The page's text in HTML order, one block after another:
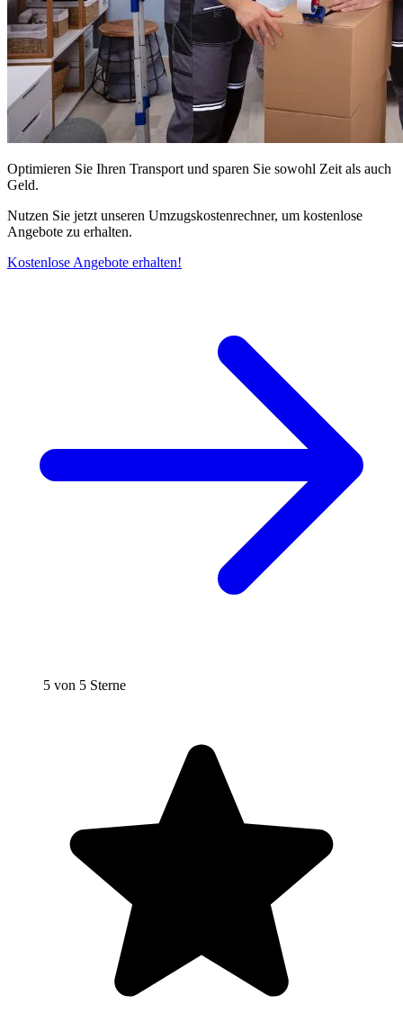
Optimieren Sie Ihren Transport und sparen Sie sowohl Zeit als auch
Geld.
Nutzen Sie jetzt unseren Umzugskostenrechner, um kostenlose
Angebote zu erhalten.
Kostenlose Angebote erhalten!
5 von 5 Sterne